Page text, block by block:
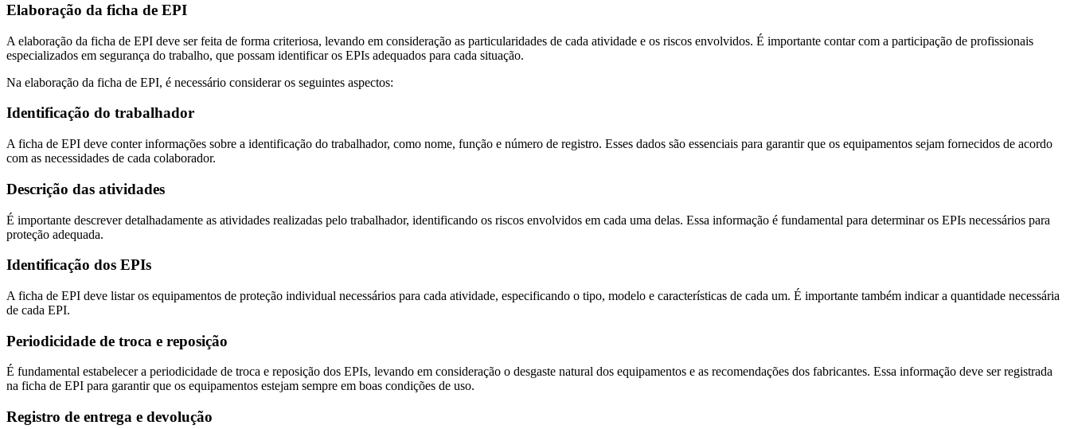
Elaboração da ficha de EPI
A elaboração da ficha de EPI deve ser feita de forma criteriosa, levando em consideração as particularidades de cada atividade e os riscos envolvidos. É importante contar com a participação de profissionais
especializados em segurança do trabalho, que possam identificar os EPIs adequados para cada situação.
Na elaboração da ficha de EPI, é necessário considerar os seguintes aspectos:
Identificação do trabalhador
A ficha de EPI deve conter informações sobre a identificação do trabalhador, como nome, função e número de registro. Esses dados são essenciais para garantir que os equipamentos sejam fornecidos de acordo
com as necessidades de cada colaborador.
Descrição das atividades
É importante descrever detalhadamente as atividades realizadas pelo trabalhador, identificando os riscos envolvidos em cada uma delas. Essa informação é fundamental para determinar os EPIs necessários para
proteção adequada.
Identificação dos EPIs
A ficha de EPI deve listar os equipamentos de proteção individual necessários para cada atividade, especificando o tipo, modelo e características de cada um. É importante também indicar a quantidade necessária
de cada EPI.
Periodicidade de troca e reposição
É fundamental estabelecer a periodicidade de troca e reposição dos EPIs, levando em consideração o desgaste natural dos equipamentos e as recomendações dos fabricantes. Essa informação deve ser registrada
na ficha de EPI para garantir que os equipamentos estejam sempre em boas condições de uso.
Registro de entrega e devolução